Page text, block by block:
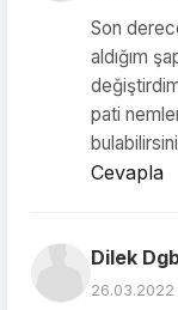
Son
aldığım
pati
Cevapla
Dilek
26.03.2022